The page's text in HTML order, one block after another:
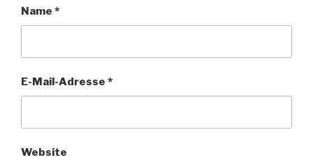
Name *
E-Mail-Adresse *
Website